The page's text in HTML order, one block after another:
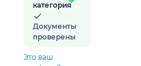
категория
Документы
проверены
Это ваш